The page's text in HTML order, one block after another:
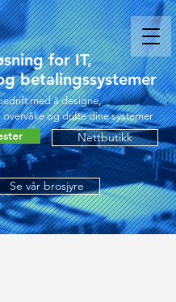
for IT,
betalingssystemer
med å designe,
og drifte dine systemer
Nettbutikk
Se vår brosjyre